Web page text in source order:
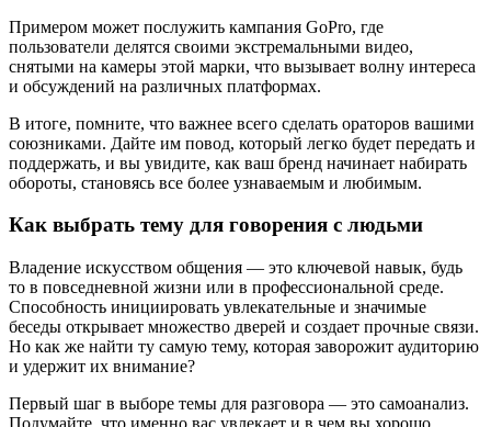
Примером может послужить кампания GoPro, где
пользователи делятся своими экстремальными видео,
снятыми на камеры этой марки, что вызывает волну интереса
и обсуждений на различных платформах.
В итоге, помните, что важнее всего сделать ораторов вашими
союзниками. Дайте им повод, который легко будет передать и
поддержать, и вы увидите, как ваш бренд начинает набирать
обороты, становясь все более узнаваемым и любимым.
Как выбрать тему для говорения с людьми
Владение искусством общения — это ключевой навык, будь
то в повседневной жизни или в профессиональной среде.
Способность инициировать увлекательные и значимые
беседы открывает множество дверей и создает прочные связи.
Но как же найти ту самую тему, которая заворожит аудиторию
и удержит их внимание?
Первый шаг в выборе темы для разговора — это самоанализ.